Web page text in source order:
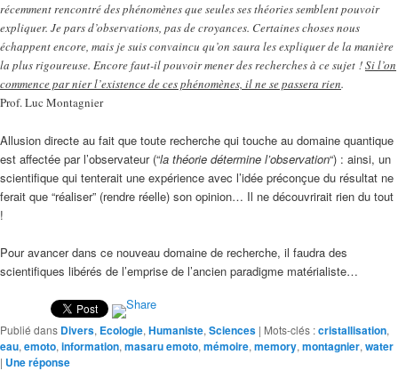
récemment rencontré des phénomènes que seules ses théories semblent pouvoir
expliquer. Je pars d’observations, pas de croyances. Certaines choses nous
échappent encore, mais je suis convaincu qu’on saura les expliquer de la manière
la plus rigoureuse. Encore faut-il pouvoir mener des recherches à ce sujet !Si l’on
commence par nier l’existence de ces phénomènes, il ne se passera rien.
Prof. Luc Montagnier
Allusion directe au fait que toute recherche qui touche au domaine quantique
est affectée par l’observateur (“la théorie détermine l’observation“) : ainsi, un
scientifique qui tenterait une expérience avec l’idée préconçue du résultat ne
ferait que “réaliser” (rendre réelle) son opinion… Il ne découvrirait rien du tout
!
Pour avancer dans ce nouveau domaine de recherche, il faudra des
scientifiques libérés de l’emprise de l’ancien paradigme matérialiste…
Publié dans Divers, Ecologie, Humaniste, Sciences | Mots-clés :cristallisation,
eau, emoto, information, masaru emoto, mémoire, memory, montagnier, water
| Uneréponse